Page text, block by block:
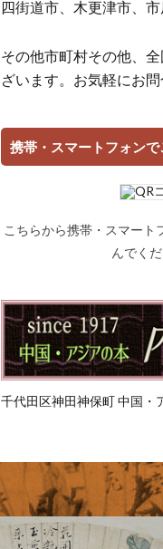
四街道市、木更津市、市
その他市町村その他、
ざいます。お気軽にお問
携帯・スマートフォン
こちらから携帯・スマート
んでくだ
千代田区神田神保町 中国・